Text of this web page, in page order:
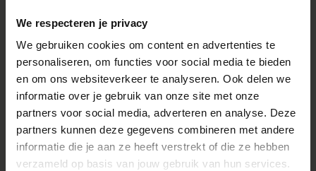
We respecteren je privacy
We gebruiken cookies om content en advertenties te
personaliseren, om functies voor social media te bieden
en om ons websiteverkeer te analyseren. Ook delen we
informatie over je gebruik van onze site met onze
partners voor social media, adverteren en analyse. Deze
partners kunnen deze gegevens combineren met andere
informatie die je aan ze heeft verstrekt of die ze hebben
verzameld op basis van jouw gebruik van hun services.
HOEKBANK RØLDE